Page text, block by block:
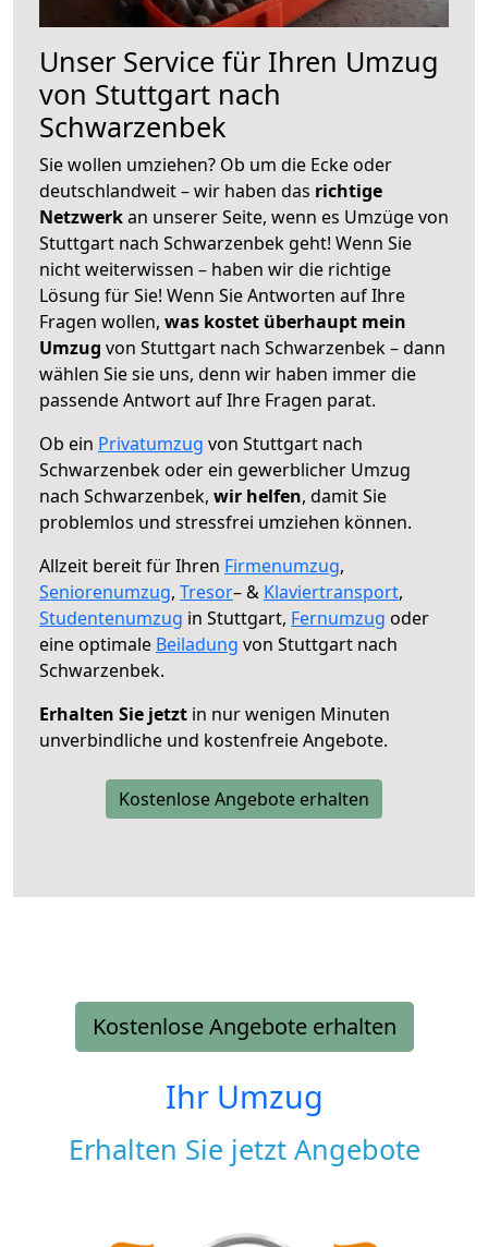
Unser Service für Ihren Umzug
von Stuttgart nach
Schwarzenbek
Sie wollen umziehen? Ob um die Ecke oder
deutschlandweit – wir haben das richtige
Netzwerkan unserer Seite, wenn es Umzüge von
Stuttgart nach Schwarzenbek geht! Wenn Sie
nicht weiterwissen – haben wir die richtige
Lösung für Sie! Wenn Sie Antworten auf Ihre
Fragen wollen, was kostet überhaupt mein
Umzug von Stuttgart nach Schwarzenbek – dann
wählen Sie sie uns, denn wir haben immer die
passende Antwort auf Ihre Fragen parat.
Ob ein Privatumzug von Stuttgart nach
Schwarzenbek oder ein gewerblicher Umzug
nach Schwarzenbek, wir helfen, damit Sie
problemlos und stressfrei umziehen können.
Allzeit bereit für Ihren Firmenumzug,
Seniorenumzug, Tresor– & Klaviertransport,
Studentenumzug in Stuttgart, Fernumzug oder
eine optimale Beiladung von Stuttgart nach
Schwarzenbek.
Erhalten Sie jetzt in nur wenigen Minuten
unverbindliche und kostenfreie Angebote.
Kostenlose Angebote erhalten
Kostenlose Angebote erhalten
Ihr Umzug
Erhalten Sie jetzt Angebote